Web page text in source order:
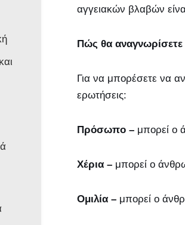
αγγειακών βλαβών
Πώς θα αναγνωρίσετε
Για να μπορέσετε να
ερωτήσεις:
Πρόσωπο – μπορεί ο
Χέρια – μπορεί ο
Ομιλία – μπορεί ο